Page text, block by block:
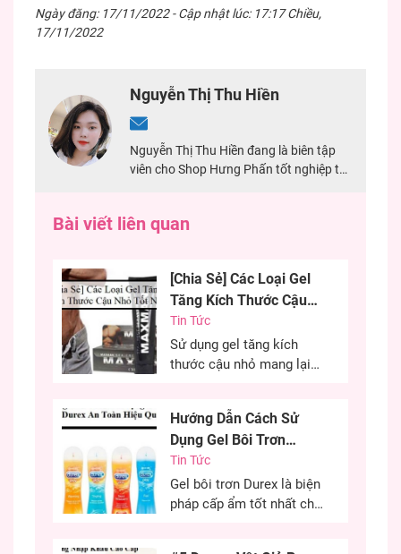
Ngày đăng: 17/11/2022 - Cập nhật lúc: 17:17 Chiều,
17/11/2022
Nguyễn Thị Thu Hiền
Nguyễn Thị Thu Hiền đang là biên tập
viên cho Shop Hưng Phấn tốt nghiệp tại
đảm bảo nội dung chính xác nhất cho
Bài viết liên quan
[Chia Sẻ] Các Loại Gel
Tăng Kích Thước Cậu
Nhỏ Tốt Nhất
Tin Tức
Sử dụng gel tăng kích
thước cậu nhỏ mang lại
đến sự tự tin cho các
chàng trai. Đây là phương
pháp được nhiều anh em
lựa chọn nhằm cải thiện
kích thước cùng khả năng
Hướng Dẫn Cách Sử
Dụng Gel Bôi Trơn
Durex An Toàn Hiệu
Quả
Tin Tức
Gel bôi trơn Durex là biện
pháp cấp ẩm tốt nhất cho